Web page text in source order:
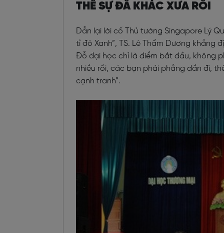
THẾ SỰ ĐÃ KHÁC XƯA RỒI
Dẫn lại lời cố Thủ tướng Singapore Lý
tỉ đô Xanh”, TS. Lê Thẩm Dương khẳng
Đỗ đại học chỉ là điểm bắt đầu, không
nhiều rồi, các bạn phải phẳng dần đi,
cạnh tranh”.